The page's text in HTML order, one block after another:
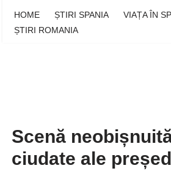
HOME ȘTIRI SPANIA
VIAȚA ÎN
ȘTIRI ROMANIA
Scenă
ciudate ale